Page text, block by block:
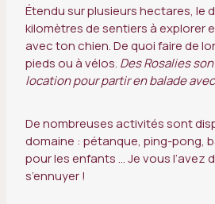
Étendu sur plusieurs hectares, le
kilomètres de sentiers à explorer
avec ton chien. De quoi faire de
pieds ou à vélos. Des Rosalies
location pour partir en balade
De nombreuses activités sont
domaine : pétanque, ping-pong,
pour les enfants … Je vous l’avez
s’ennuyer !